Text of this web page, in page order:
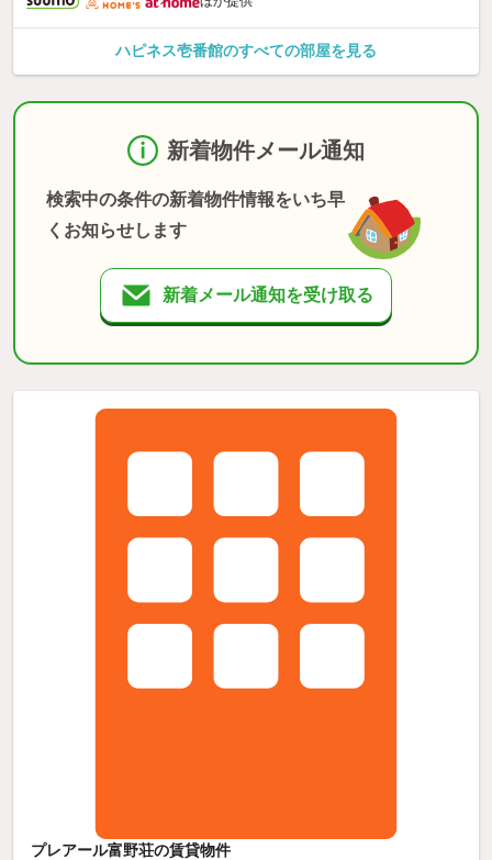
ハピネス壱番館のすべての部屋を見る
新着物件メール通知
検索中の条件の新着物件情報をいち早
くお知らせします
新着メール通知を受け取る
プレアール富野荘の賃貸物件